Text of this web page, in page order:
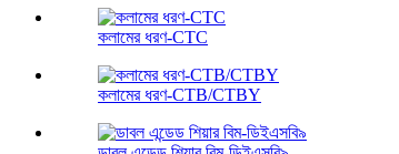
কলামের ধরণ-CTC
কলামের ধরণ-CTB/CTBY